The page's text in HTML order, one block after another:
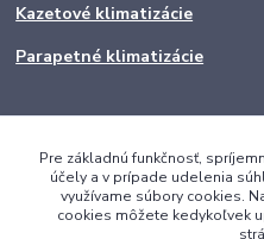
Kazetové klimatizácie
Parapetné klimatizácie
Pre základnú funkčnosť,
účely a v prípade udelenia
využívame súbory cookies.
cookies môžete kedykoľvek